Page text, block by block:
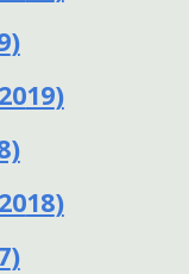
)
19)
18)
)